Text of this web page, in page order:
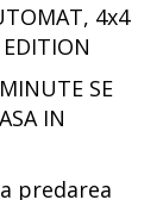
4x4
SE
IN
predarea